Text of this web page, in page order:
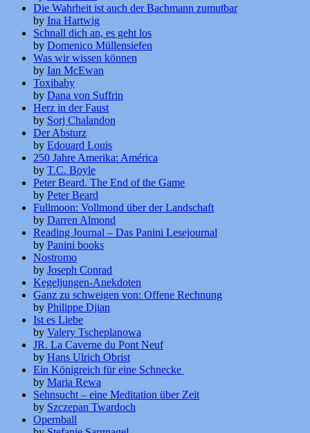
Die Wahrheit ist auch der Bachmann zumutbar
by Ina Hartwig
Schnall dich an, es geht los
by Domenico Müllensiefen
Was wir wissen können
by Ian McEwan
Toxibaby
by Dana von Suffrin
Herz in der Faust
by Sorj Chalandon
Der Absturz
by Edouard Louis
250 Jahre Amerika: América
by T.C. Boyle
Peter Beard. The End of the Game
by Peter Beard
Fullmoon: Vollmond über der Landschaft
by Darren Almond
Reading Journal – Das Panini Lesejournal
by Panini books
Nostromo
by Joseph Conrad
Kegeljungen-Anekdoten
Ganz zu schweigen von: Offene Rechnung
by Philippe Djian
Ist es Liebe
by Valery Tscheplanowa
JR. La Caverne du Pont Neuf
by Hans Ulrich Obrist
Ein Königreich für eine Schnecke
by Maria Rewa
Sehnsucht – eine Meditation über Zeit
by Szczepan Twardoch
Opernball